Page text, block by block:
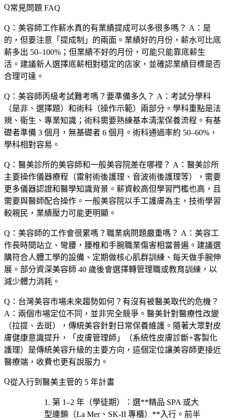
常見問題 FAQ
Q：美容師工作薪水真的有業績提成可以多很多嗎？ A：是
的，但要注意「提成制」的兩面。業績好的月份，薪水可比底
薪多出 50–100%；但業績不好的月份，可能只能靠底薪生
活。建議新人選擇底薪相對穩定的店家，並確認業績目標是否
合理可達。
Q：美容師丙級考試難考嗎？要準備多久？ A：考試分學科
（是非、選擇題）和術科（操作示範）兩部分。學科重點是法
規、衛生、專業知識；術科需要熟練基本清潔保養流程。有基
礎者準備 3 個月，無基礎者 6 個月。術科通過率約 50–60%，
學科相對容易。
Q：醫美診所的美容師和一般美容院差在哪裡？ A：醫美診所
主要操作儀器療程（雷射術後護理、音波術後護理等），需要
更多儀器認證和醫學知識背景。薪資較高但學習門檻也高，且
需要與醫師配合操作。一般美容院以手工護膚為主，技術學習
較親民，業績壓力可能更明顯。
Q：美容師的工作會很累嗎？職業病問題嚴重嗎？ A：美容工
作長時間站立、彎腰，腰椎和手腕職業傷害相當普遍。建議選
購符合人體工學的設備、定期做核心肌群訓練、每天做手腕伸
展。部分資深美容師 40 歲後會選擇轉管理職或教育訓練，以
減少體力消耗。
Q：台灣美容市場未來趨勢如何？有沒有被醫美取代的危機？
A：兩個市場定位不同，並非完全競爭。醫美針對醫療性改變
（拉提、去斑），傳統美容針對日常保養維護。隨著大眾對皮
膚健康意識提升，「皮膚管理師」（系統性皮膚診斷+客製化
護理）是傳統美容升級的主要方向，這個定位讓美容師更接近
醫療端，收費也更有說服力。
從入行到醫美主管的 5 年計畫
第 1–2 年（學徒期）
：選**精品 SPA 或大
型連鎖（La Mer、SK-II 專櫃）**入行。前半